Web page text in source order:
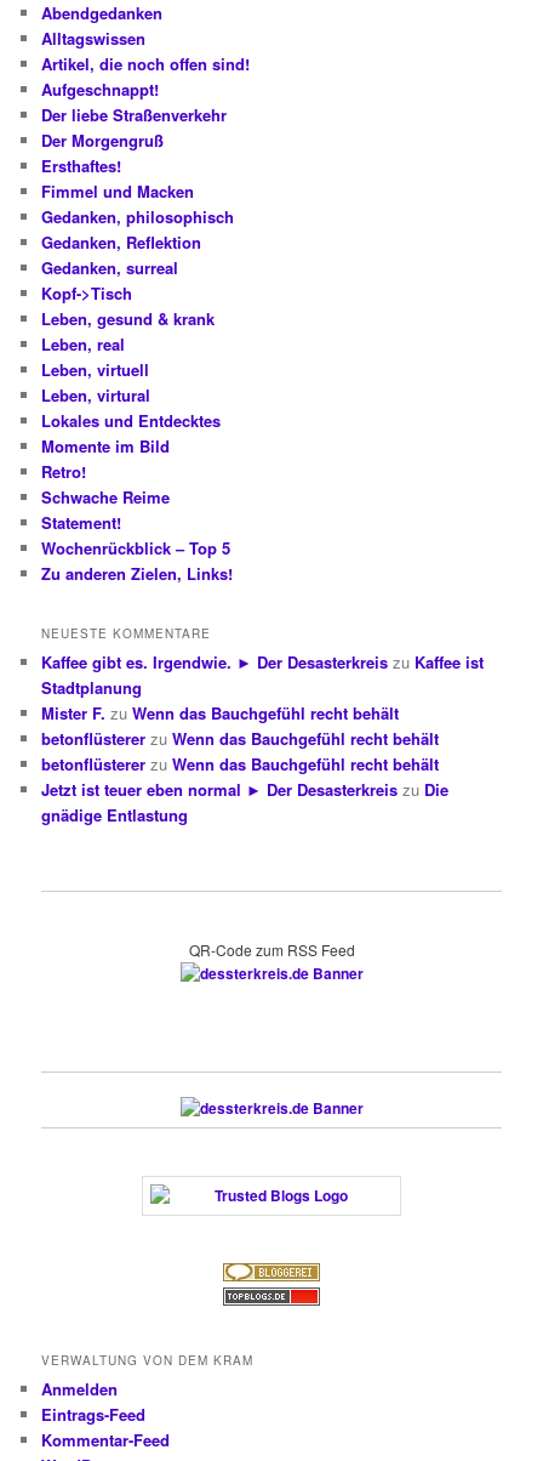
Abendgedanken
Alltagswissen
Artikel, die noch offen sind!
Aufgeschnappt!
Der liebe Straßenverkehr
Der Morgengruß
Ersthaftes!
Fimmel und Macken
Gedanken, philosophisch
Gedanken, Reflektion
Gedanken, surreal
Kopf->Tisch
Leben, gesund & krank
Leben, real
Leben, virtuell
Leben, virtural
Lokales und Entdecktes
Momente im Bild
Retro!
Schwache Reime
Statement!
Wochenrückblick – Top 5
Zu anderen Zielen, Links!
NEUESTE KOMMENTARE
Kaffee gibt es. Irgendwie. ► Der Desasterkreis zu Kaffee ist
Stadtplanung
Mister F. zuWenn das Bauchgefühl recht behält
betonflüsterer zuWenn das Bauchgefühl recht behält
betonflüsterer zuWenn das Bauchgefühl recht behält
Jetzt ist teuer eben normal ► Der Desasterkreis zu Die
gnädige Entlastung
QR-Code zum RSS Feed
VERWALTUNG VON DEM KRAM
Anmelden
Eintrags-Feed
Kommentar-Feed